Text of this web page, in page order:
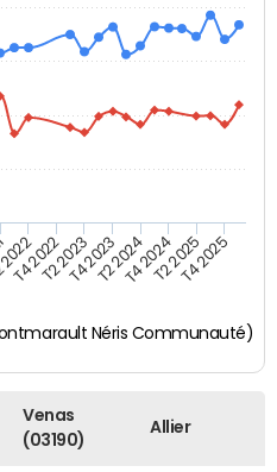
Néris Communauté)
T4 2022T2 2023T4 2023T2 2024T4 2024T2 2025T4 2025
Venas
(03190)
Allier